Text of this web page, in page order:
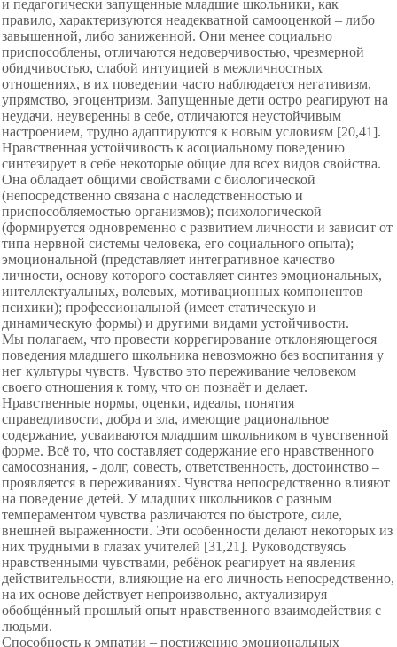
и педагогически запущенные младшие школьники, как
правило, характеризуются неадекватной самооценкой – либо
завышенной, либо заниженной. Они менее социально
приспособлены, отличаются недоверчивостью, чрезмерной
обидчивостью, слабой интуицией в межличностных
отношениях, в их поведении часто наблюдается негативизм,
упрямство, эгоцентризм. Запущенные дети остро реагируют на
неудачи, неуверенны в себе, отличаются неустойчивым
настроением, трудно адаптируются к новым условиям [20,41].
Нравственная устойчивость к асоциальному поведению
синтезирует в себе некоторые общие для всех видов свойства.
Она обладает общими свойствами с биологической
(непосредственно связана с наследственностью и
приспособляемостью организмов); психологической
(формируется одновременно с развитием личности и зависит от
типа нервной системы человека, его социального опыта);
эмоциональной (представляет интегративное качество
личности, основу которого составляет синтез эмоциональных,
интеллектуальных, волевых, мотивационных компонентов
психики); профессиональной (имеет статическую и
динамическую формы) и другими видами устойчивости.
Мы полагаем, что провести коррегирование отклоняющегося
поведения младшего школьника невозможно без воспитания у
нег культуры чувств. Чувство это переживание человеком
своего отношения к тому, что он познаёт и делает.
Нравственные нормы, оценки, идеалы, понятия
справедливости, добра и зла, имеющие рациональное
содержание, усваиваются младшим школьником в чувственной
форме. Всё то, что составляет содержание его нравственного
самосознания, - долг, совесть, ответственность, достоинство –
проявляется в переживаниях. Чувства непосредственно влияют
на поведение детей. У младших школьников с разным
темпераментом чувства различаются по быстроте, силе,
внешней выраженности. Эти особенности делают некоторых из
них трудными в глазах учителей [31,21]. Руководствуясь
нравственными чувствами, ребёнок реагирует на явления
действительности, влияющие на его личность непосредственно,
на их основе действует непроизвольно, актуализируя
обобщённый прошлый опыт нравственного взаимодействия с
людьми.
Способность к эмпатии – постижению эмоциональных